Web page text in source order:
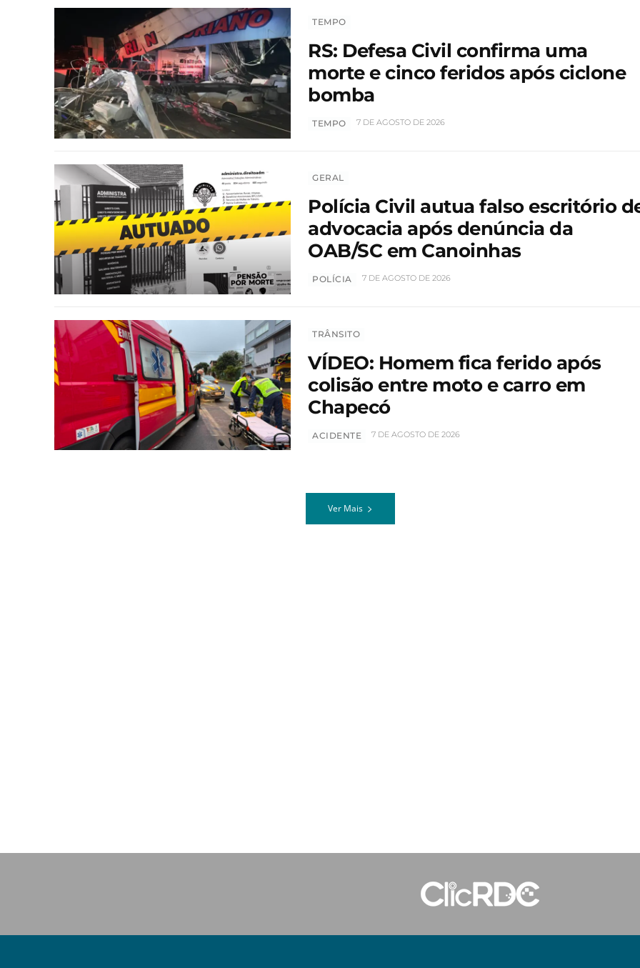
TEMPO
RS: Defesa Civil confirma uma
morte e cinco feridos após ciclone
bomba
TEMPO 7 DE AGOSTO DE 2026
GERAL
Polícia Civil autua falso escritório
advocacia após denúncia da
OAB/SC em Canoinhas
POLÍCIA 7 DE AGOSTO DE 2026
TRÂNSITO
VÍDEO: Homem fica ferido após
colisão entre moto e carro em
Chapecó
ACIDENTE 7 DE AGOSTO DE 2026
Ver Mais